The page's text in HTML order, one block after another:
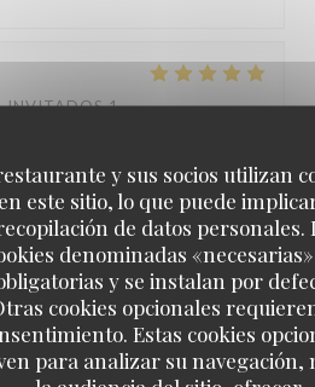
y sus socios utilizan
en este sitio, lo que puede
de datos personales.
denominadas
y se instalan por
cookies opcionales
Estas cookies
para analizar su navegación,
1
dans un 6e arrondissement
personnel est très sympa et aux
délicieuses et les vins très
pas à y retourner dès que